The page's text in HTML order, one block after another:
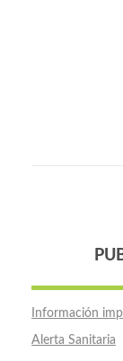
Información
Alerta Sanitaria